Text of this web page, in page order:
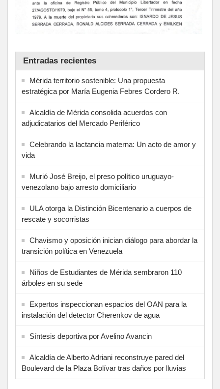
Entradas recientes
Mérida territorio sostenible: Una propuesta
estratégica por María Eugenia Febres Cordero R.
Alcaldía de Mérida consolida acuerdos con
adjudicatarios del Mercado Periférico
Celebrando la lactancia materna: Un acto de amor y
vida
Murió José Breijo, el preso político uruguayo-
venezolano bajo arresto domiciliario
ULA otorga la Distinción Bicentenario a cuerpos de
rescate y socorristas
Chavismo y oposición inician diálogo para abordar la
transición política en Venezuela
Niños de Estudiantes de Mérida sembraron 110
árboles en su sede
Expertos inspeccionan espacios del OAN para la
instalación del detector Cherenkov de agua
Síntesis deportiva por Avelino Avancin
Alcaldía de Alberto Adriani reconstruye pared del
Boulevard de la Plaza Bolívar tras daños por lluvias